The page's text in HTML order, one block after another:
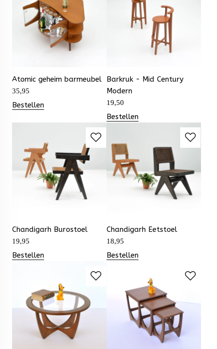
Atomic geheim barmeubel
35,95
Bestellen
Barkruk - Mid Century
Modern
19,50
Bestellen
Chandigarh Burostoel
19,95
Bestellen
Chandigarh Eetstoel
18,95
Bestellen